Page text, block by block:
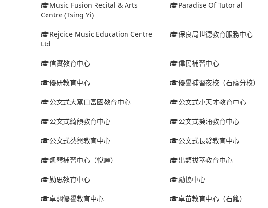
Music Fusion Recital & Arts
Centre (Tsing Yi)
Paradise Of Tutorial
Rejoice Music Education Centre
Ltd
保良局世德教育服務中心
信實教育中心 偉民補習中心
優研教育中心 優譽補習夜校（石蔭分校）
公文式大窩口富國教育中心 公文式小天才教育中心
公文式綺韻教育中心 公文式葵涌教育中心
公文式葵興教育中心 公文式長發教育中心
凱琴補習中心（悅麗） 出類拔萃教育中心
勤思教育中心 勵協中心
卓翹優譽教育中心 卓苗教育中心（石籬）